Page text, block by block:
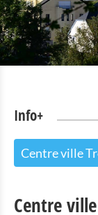
Info+
Centre ville
Centre